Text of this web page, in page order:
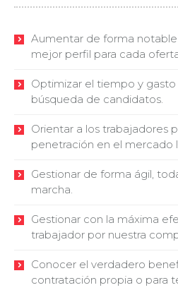
Aumentar de forma
mejor perfil para cada
Optimizar el tiempo y gasto
búsqueda de candidatos.
Orientar a los trabajadores
penetración en el mercado
Gestionar de forma ágil,
marcha.
Gestionar con la máxima
trabajador por nuestra
Conocer el verdadero
contratación propia o para